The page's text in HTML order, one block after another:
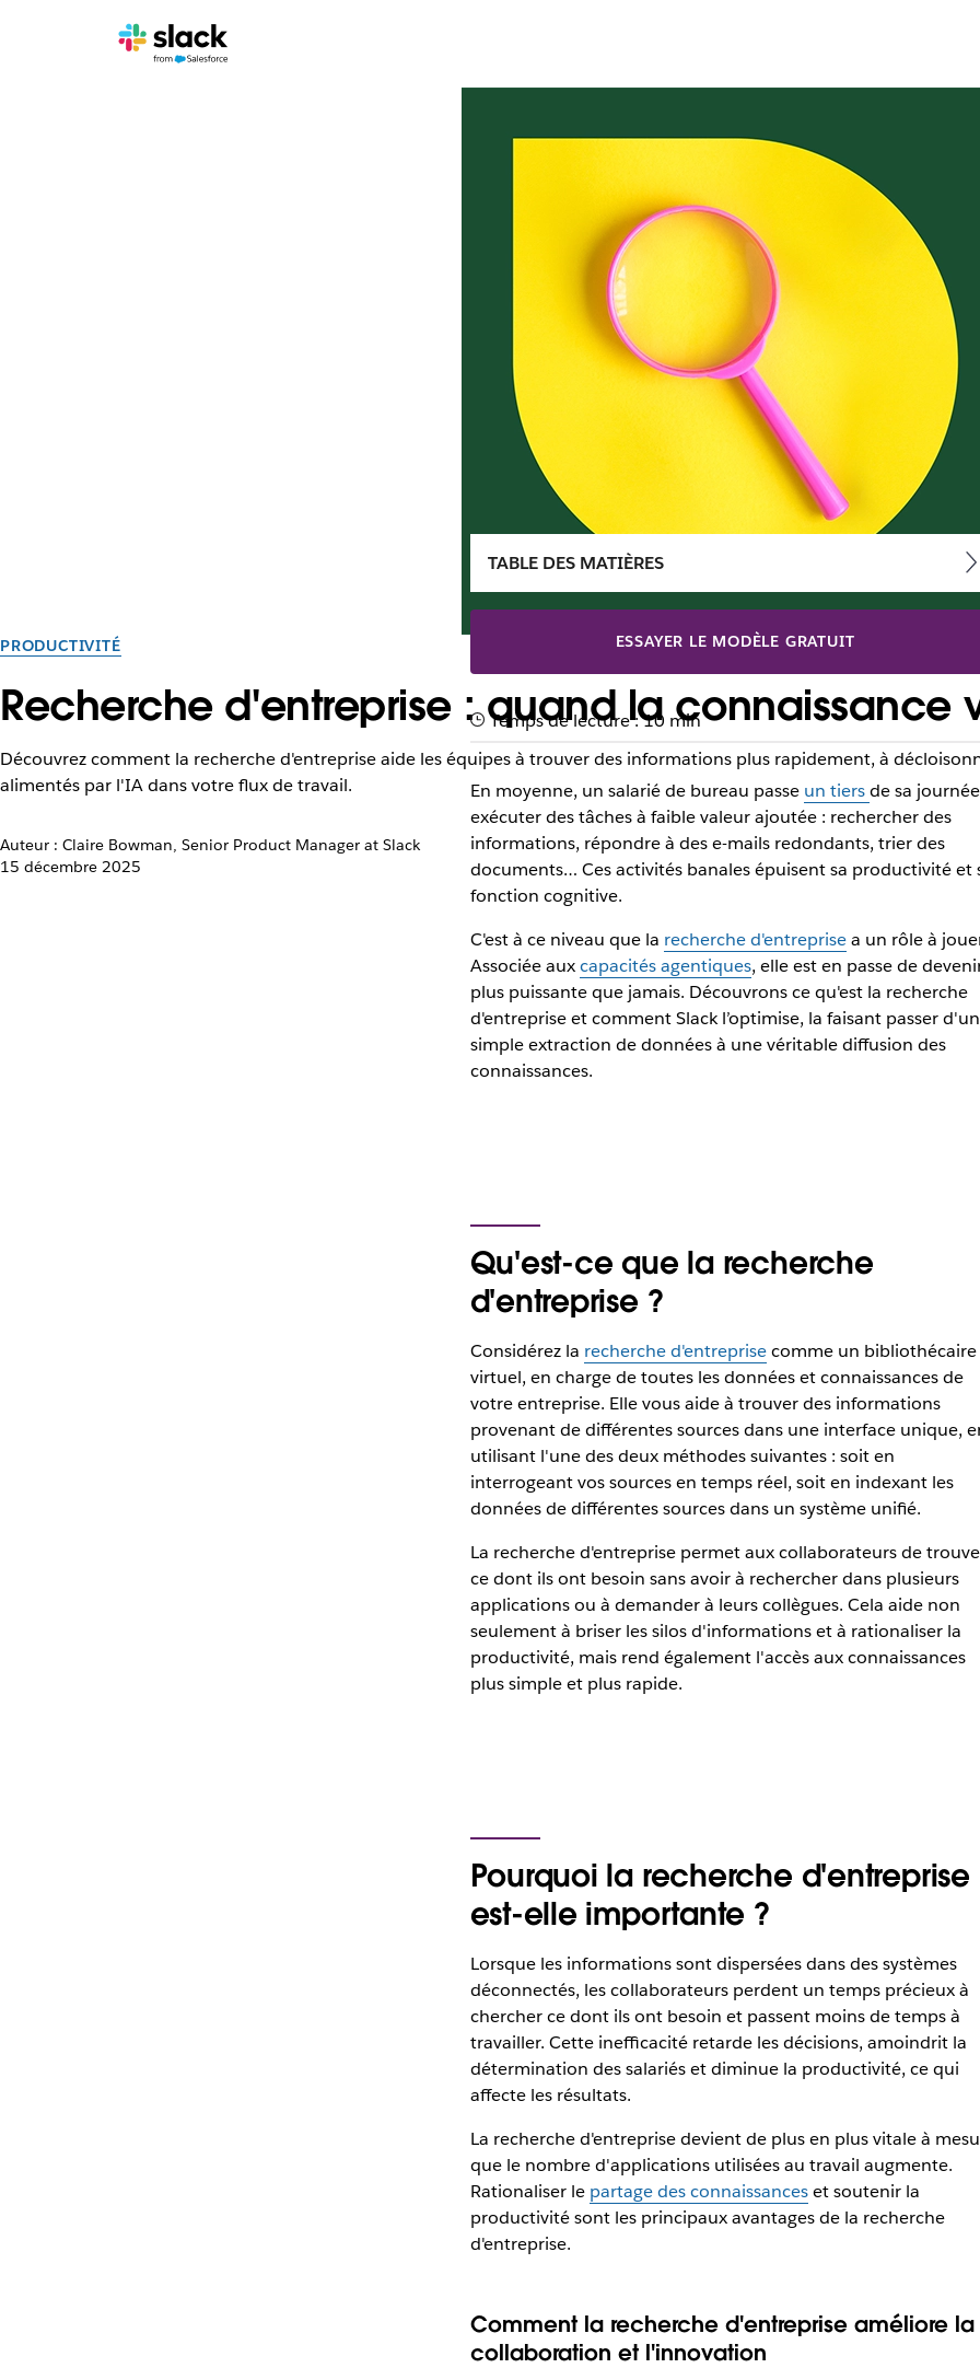
PRODUCTIVITÉ
Recherche d'entreprise : quand la connaissance
Découvrez comment la recherche d'entreprise aide les équipes à trouver des informations plus rapidement, à
alimentés par l'IA dans votre flux de travail.
Auteur : Claire Bowman, Senior Product Manager at Slack
15 décembre 2025
TABLE DES MATIÈRES
ESSAYER LE MODÈLE GRATUIT
Temps de lecture : 10 min
En moyenne, un salarié de bureau passe un tiersde sa
exécuter des tâches à faible valeur ajoutée : rechercher des
informations, répondre à des e-mails redondants, trier des
documents… Ces activités banales épuisent sa productivité et
fonction cognitive.
C'est à ce niveau que la recherche d'entreprisea un rôle à
Associée auxcapacités agentiques, elle est en passe de
plus puissante que jamais. Découvrons ce qu'est la recherche
d'entreprise et comment Slack l’optimise, la faisant passer
simple extraction de données à une véritable diffusion des
connaissances.
Qu'est-ce que la recherche
d'entreprise ?
Considérez la recherche d'entreprisecomme un bibliothécaire
virtuel, en charge de toutes les données et connaissances de
votre entreprise. Elle vous aide à trouver des informations
provenant de différentes sources dans une interface unique,
utilisant l'une des deux méthodes suivantes : soit en
interrogeant vos sources en temps réel, soit en indexant les
données de différentes sources dans un système unifié.
La recherche d'entreprise permet aux collaborateurs de
ce dont ils ont besoin sans avoir à rechercher dans plusieurs
applications ou à demander à leurs collègues. Cela aide non
seulement à briser les silos d'informations et à rationaliser la
productivité, mais rend également l'accès aux connaissances
plus simple et plus rapide.
Pourquoi la recherche d'entreprise
est-elle importante ?
Lorsque les informations sont dispersées dans des systèmes
déconnectés, les collaborateurs perdent un temps précieux à
chercher ce dont ils ont besoin et passent moins de temps à
travailler. Cette inefficacité retarde les décisions, amoindrit la
détermination des salariés et diminue la productivité, ce qui
affecte les résultats.
La recherche d'entreprise devient de plus en plus vitale à
que le nombre d'applications utilisées au travail augmente.
Rationaliser le partage des connaissanceset soutenir la
productivité sont les principaux avantages de la recherche
d'entreprise.
Comment la recherche d'entreprise améliore la
collaboration et l'innovation